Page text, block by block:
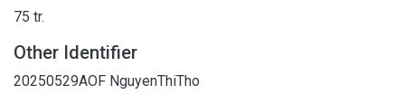
75 tr.
Other Identifier
20250529AOF NguyenThiTho